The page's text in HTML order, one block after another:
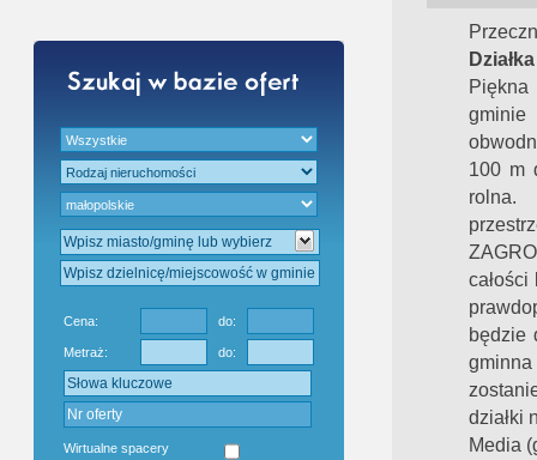
Cena: do:
Metraż: do:
Wirtualne spacery
gminie
100 m
rolna.
będzie
gminna
działki
Media